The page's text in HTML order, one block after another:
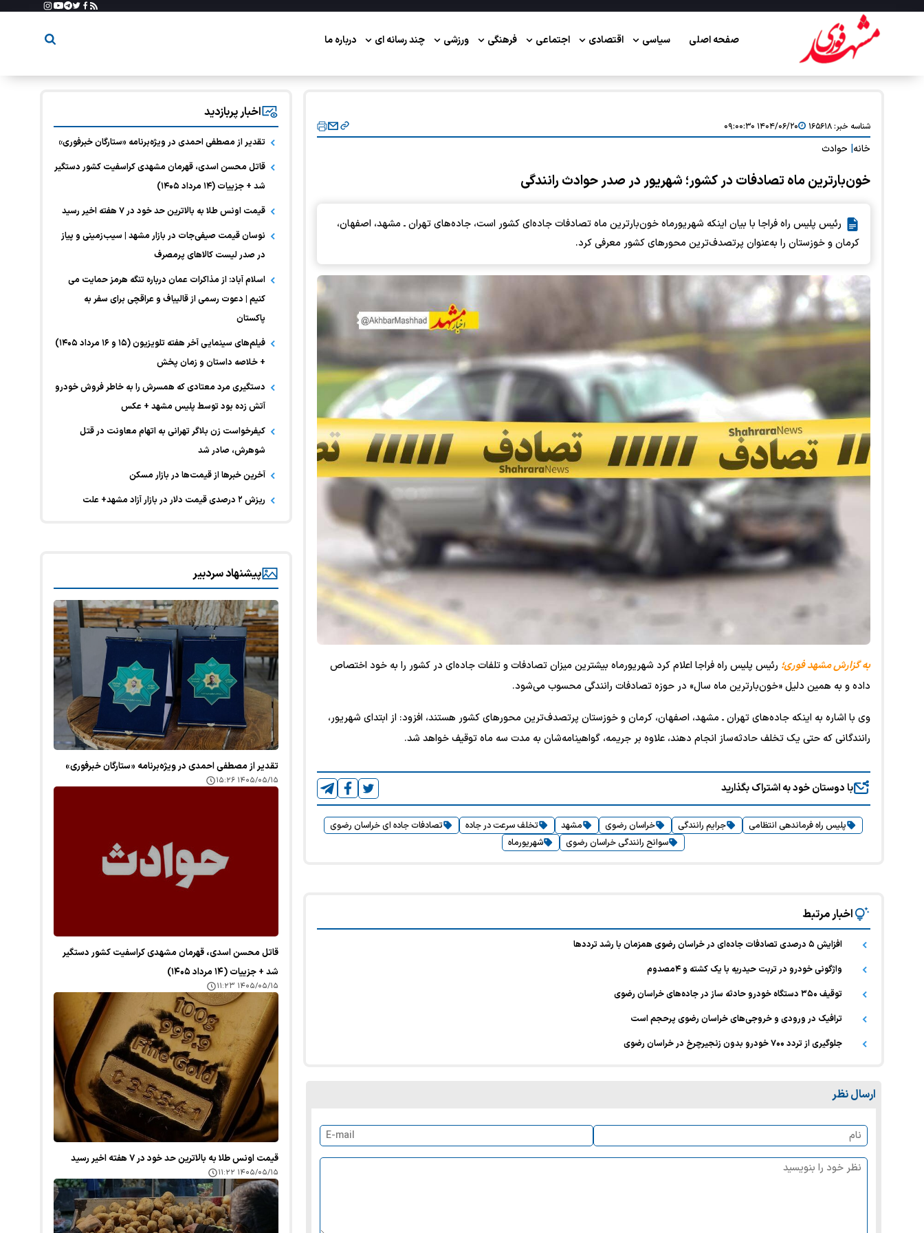
صفحه اصلی سیاسی اقتصادی اجتماعی فرهنگی ورزشی چند رسانه ای درباره ما
شناسه خبر:۱۶۵۶۱۸ ۱۴۰۴/۰۶/۲۰ ۰۹:۰۰:۳۰
خانه حوادث
خون‌بارترین ماه تصادفات در کشور؛ شهریور در صدر حوادث رانندگی
رئیس پلیس راه فراجا با بیان اینکه شهریورماه خون‌بارترین ماه تصادفات جاده‌ای کشور است، جاده‌های تهران ـ مشهد، اصفهان،
کرمان و خوزستان را به‌عنوان پرتصدف‌ترین محورهای کشور معرفی کرد.
به گزارش مشهد فوری؛ رئیس پلیس راه فراجا اعلام کرد شهریورماه بیشترین میزان تصادفات و تلفات جاده‌ای در کشور را به خود اختصاص
داده و به همین دلیل «خون‌بارترین ماه سال» در حوزه تصادفات رانندگی محسوب می‌شود.
وی با اشاره به اینکه جاده‌های تهران ـ مشهد، اصفهان، کرمان و خوزستان پرتصدف‌ترین محورهای کشور هستند، افزود: از ابتدای شهریور،
رانندگانی که حتی یک تخلف حادثه‌ساز انجام دهند، علاوه بر جریمه، گواهینامه‌شان به مدت سه ماه توقیف خواهد شد.
با دوستان خود به اشتراک بگذارید
پلیس راه فرماندهی انتظامی جرایم رانندگی خراسان رضوی مشهد تخلف سرعت در جاده
تصادفات جاده ای خراسان رضوی
سوانح رانندگی خراسان رضوی
شهریورماه
اخبار مرتبط
افزایش ۵ درصدی تصادفات جاده‌ای در خراسان رضوی همزمان با رشد ترددها
واژگونی خودرو در تربت حیدریه با یک کشته و ۴مصدوم
توقیف ۳۵۰ دستگاه خودرو حادثه ساز در جاده‌های خراسان رضوی
ترافیک در ورودی و خروجی‌های خراسان رضوی پرحجم است
جلوگیری از تردد ۷۰۰ خودرو بدون زنجیرچرخ در خراسان رضوی
ارسال نظر
اخبار پربازدید
تقدیر از مصطفی احمدی در ویژه‌برنامه «ستارگان خبرفوری»
قاتل محسن اسدی، قهرمان مشهدی کراسفیت کشور دستگیر
شد + جزییات (۱۴ مرداد ۱۴۰۵)
قیمت اونس طلا به بالاترین حد خود در ۷ هفته اخیر رسید
نوسان قیمت صیفی‌جات در بازار مشهد | سیب‌زمینی و پیاز
در صدر لیست کالا‌های پرمصرف
اسلام آباد: از مذاکرات عمان درباره تنگه هرمز حمایت می
کنیم | دعوت رسمی از قالیباف و عراقچی برای سفر به
پاکستان
فیلم‌های سینمایی آخر هفته تلویزیون (۱۵ و ۱۶ مرداد ۱۴۰۵)
+ خلاصه داستان و زمان پخش
دستگیری مرد معتادی که همسرش را به خاطر فروش خودرو
آتش زده بود توسط پلیس مشهد + عکس
کیفرخواست زن بلاگر تهرانی به اتهام معاونت در قتل
شوهرش، صادر شد
آخرین خبر‌ها از قیمت‌ها در بازار مسکن
ریزش ۲ درصدی قیمت دلار در بازار آزاد مشهد+ علت
پیشنهاد سردبیر
تقدیر از مصطفی احمدی در ویژه‌برنامه «ستارگان خبرفوری»
۱۴۰۵/۰۵/۱۵ ۱۵:۲۶
قاتل محسن اسدی، قهرمان مشهدی کراسفیت کشور دستگیر
شد + جزییات (۱۴ مرداد ۱۴۰۵)
۱۴۰۵/۰۵/۱۵ ۱۱:۲۳
قیمت اونس طلا به بالاترین حد خود در ۷ هفته اخیر رسید
۱۴۰۵/۰۵/۱۵ ۱۱:۲۲